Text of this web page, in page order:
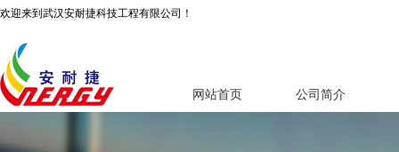
欢迎来到武汉安耐捷科技工程有限公司！
网站首页 公司简介